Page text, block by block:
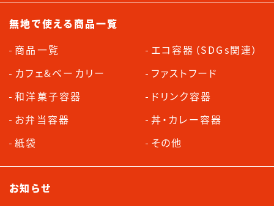
無地で使える商品一覧
商品一覧
エコ容器（SDGs関連）
カフェ&ベーカリー
ファストフード
和洋菓子容器
ドリンク容器
お弁当容器
丼・カレー容器
紙袋
その他
お知らせ